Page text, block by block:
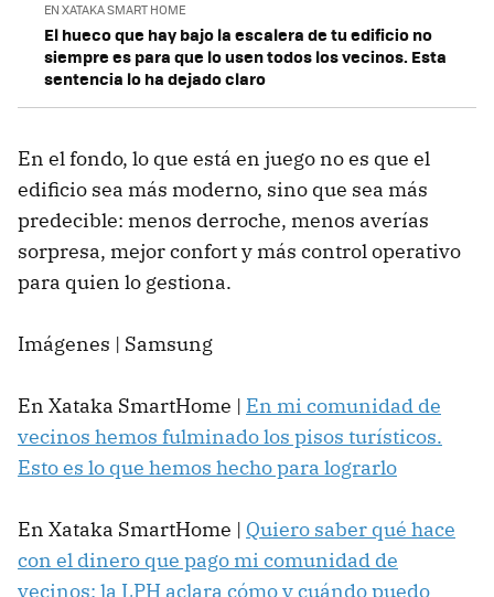
EN XATAKA SMART HOME
El hueco que hay bajo la escalera de tu edificio no
siempre es para que lo usen todos los vecinos. Esta
sentencia lo ha dejado claro
En el fondo, lo que está en juego no es que el
edificio sea más moderno, sino que sea más
predecible: menos derroche, menos averías
sorpresa, mejor confort y más control operativo
para quien lo gestiona.
Imágenes | Samsung
En Xataka SmartHome | En mi comunidad de
vecinos hemos fulminado los pisos turísticos.
Esto es lo que hemos hecho para lograrlo
En Xataka SmartHome | Quiero saber qué hace
con el dinero que pago mi comunidad de
vecinos: la LPH aclara cómo y cuándo puedo